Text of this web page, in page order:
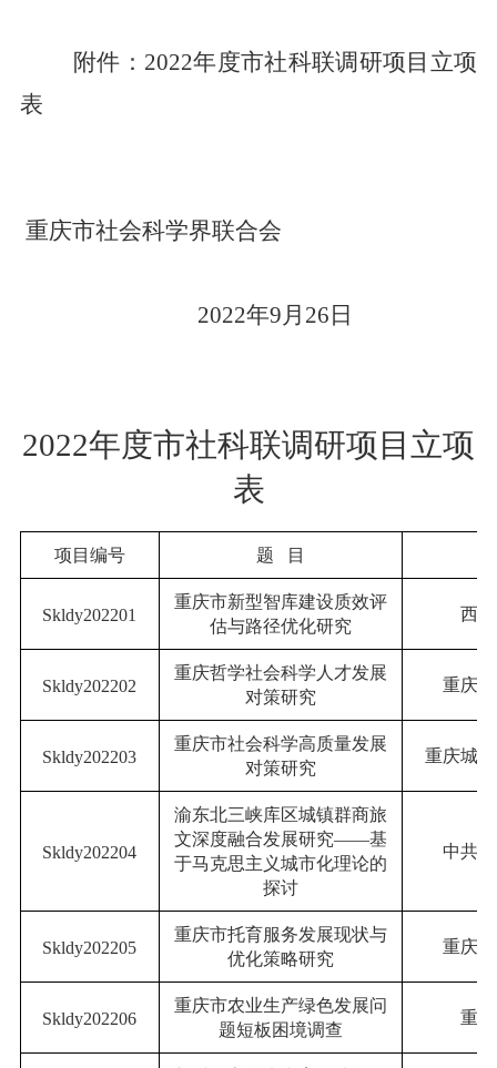
附件： 2022年度市社科联调研项目立项
表
重庆市社会科学界联合会
2022年9月 26 日
2022年度市社科联调研项目立项
表
项目编号 题 目
Skldy202201
重庆市新型智库建设质效评
估与路径优化研究
西
Skldy202202
重庆哲学社会科学人才发展
对策研究
重庆
Skldy202203
重庆市社会科学高质量发展
对策研究
重庆城
Skldy202204
渝东北三峡库区城镇群商旅
文深度融合发展研究——基
于马克思主义城市化理论的
探讨
中共
Skldy202205
重庆市托育服务发展现状与
优化策略研究
重庆
Skldy202206
重庆市农业生产绿色发展问
题短板困境调查
重